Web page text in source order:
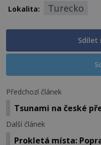
Lokalita: Turecko
Sdílet
Předchozí článek
Tsunami na české
Další článek
Prokletá místa: